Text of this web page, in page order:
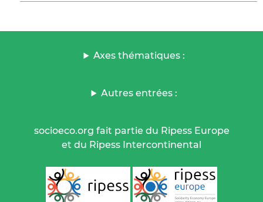
Axes thématiques :
Autres entrées :
socioeco.org fait partie du Ripess Europe
et du Ripess Intercontinental